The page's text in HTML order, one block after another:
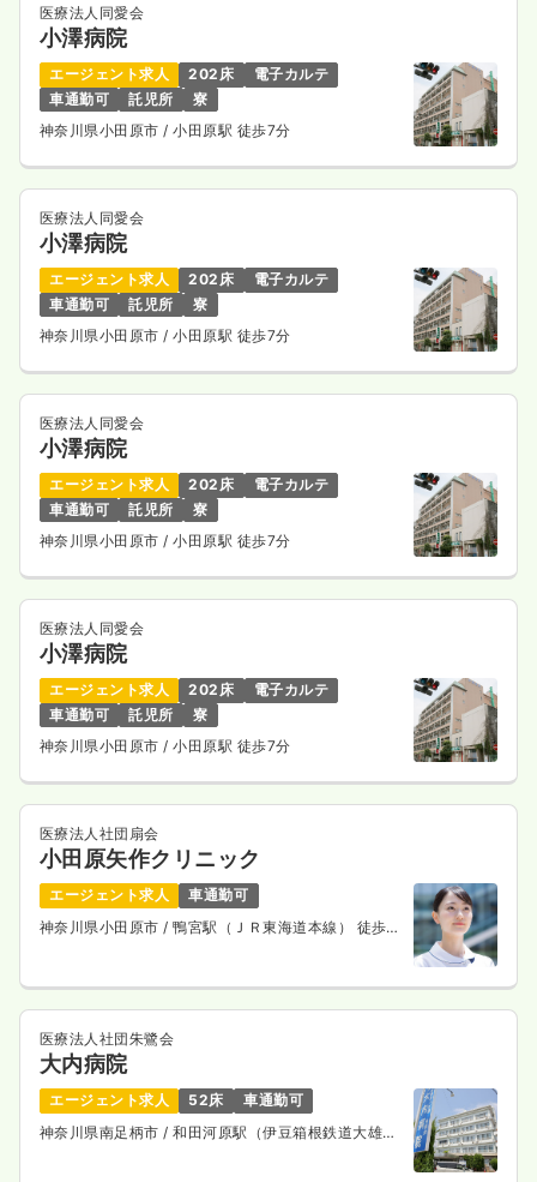
医療法人同愛会
小澤病院
エージェント求人 202床
電子カルテ
車通勤可
託児所
寮
神奈川県小田原市/ 小田原駅 徒歩7分
医療法人同愛会
小澤病院
エージェント求人 202床
電子カルテ
車通勤可
託児所
寮
神奈川県小田原市/ 小田原駅 徒歩7分
医療法人同愛会
小澤病院
エージェント求人 202床
電子カルテ
車通勤可
託児所
寮
神奈川県小田原市/ 小田原駅 徒歩7分
医療法人同愛会
小澤病院
エージェント求人 202床
電子カルテ
車通勤可
託児所
寮
神奈川県小田原市/ 小田原駅 徒歩7分
医療法人社団扇会
小田原矢作クリニック
エージェント求人
車通勤可
神奈川県小田原市 / 鴨宮駅（ＪＲ東海道本線） 徒歩
医療法人社団朱鷺会
大内病院
エージェント求人 52床
車通勤可
神奈川県南足柄市 / 和田河原駅（伊豆箱根鉄道大雄山